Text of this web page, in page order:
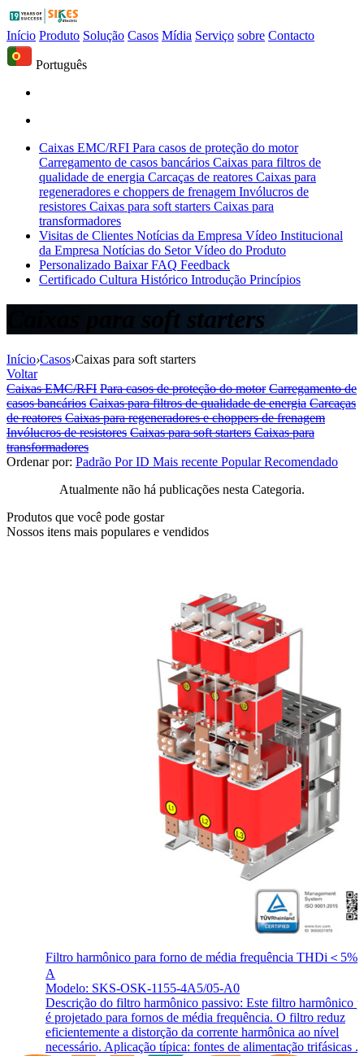
Início Produto Solução Casos Mídia Serviço sobre Contacto
Português
Caixas EMC/RFI Para casos de proteção do motor
Carregamento de casos bancários Caixas para filtros de
qualidade de energia Carcaças de reatores Caixas para
regeneradores e choppers de frenagem Invólucros de
resistores Caixas para soft starters Caixas para
transformadores
Visitas de Clientes Notícias da Empresa Vídeo Institucional
da Empresa Notícias do Setor Vídeo do Produto
Personalizado Baixar FAQ Feedback
Certificado Cultura Histórico Introdução Princípios
Caixas para soft starters
Início›Casos›Caixas para soft starters
Voltar
Caixas EMC/RFI Para casos de proteção do motor Carregamento de
casos bancários Caixas para filtros de qualidade de energia Carcaças
de reatores Caixas para regeneradores e choppers de frenagem
Invólucros de resistores Caixas para soft starters Caixas para
transformadores
Ordenar por: Padrão Por ID Mais recente PopularRecomendado
Atualmente não há publicações nesta Categoria.
Produtos que você pode gostar
Nossos itens mais populares e vendidos
Filtro harmônico para forno de média frequência THDi＜5%
A
Modelo: SKS-OSK-1155-4A5/05-A0
Descrição do filtro harmônico passivo: Este filtro harmônico
é projetado para fornos de média frequência. O filtro reduz
eficientemente a distorção da corrente harmônica ao nível
necessário. Aplicação típica: fontes de alimentação trifásicas ...